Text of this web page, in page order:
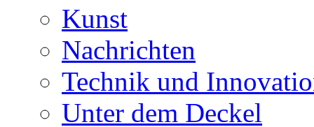
Kunst
Nachrichten
Technik und
Unter dem Deckel